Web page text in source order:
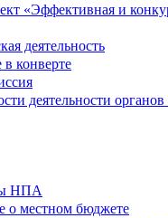
«Эффективная и
деятельность
конверте
деятельности
НПА
о местном бюджете